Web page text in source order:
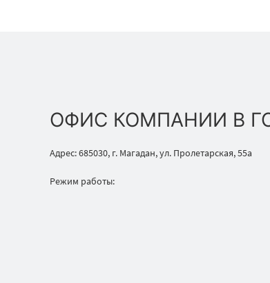
ОФИС КОМПАНИИ В
Адрес: 685030, г. Магадан, ул. Пролетарская, 55а
Режим работы: